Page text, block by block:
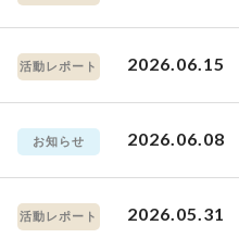
活動レポート 2026.06.15
お知らせ 2026.06.08
活動レポート 2026.05.31